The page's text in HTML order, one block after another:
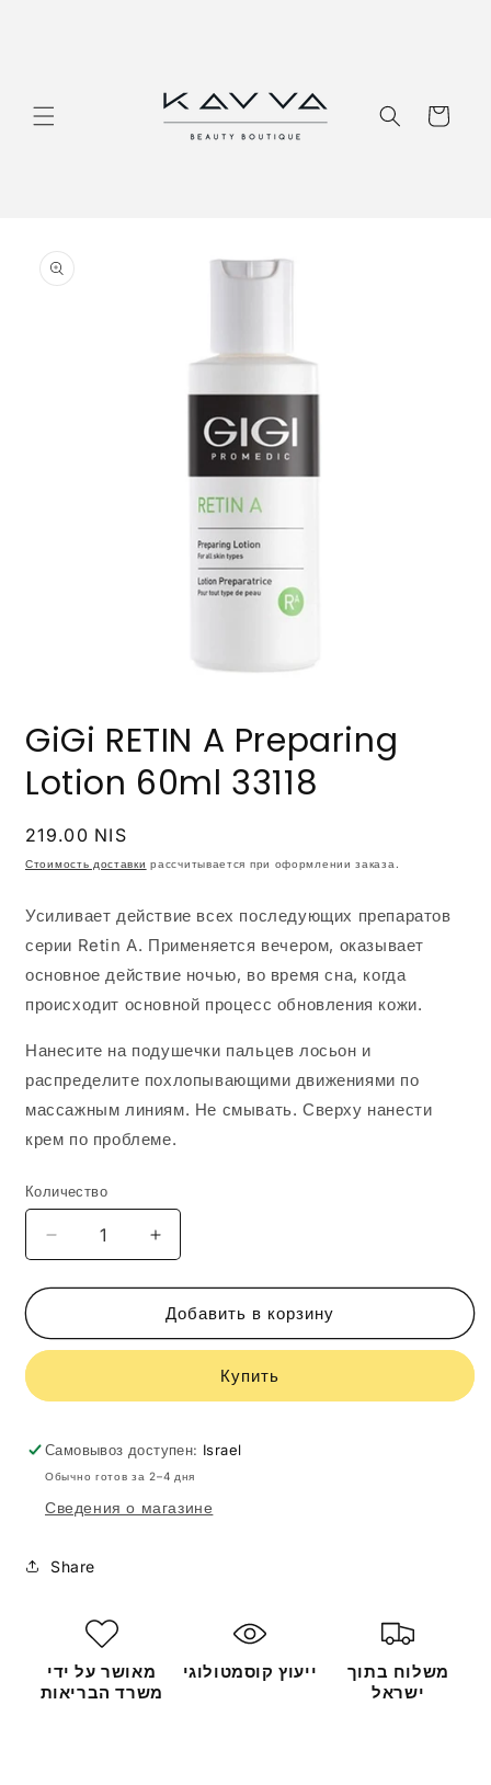
Корзина
информации
о продукте
файлы
1
модальном
окне
GiGi RETIN A Preparing
Lotion 60ml 33118
Обычная
цена
219.00 NIS
Стоимость доставки рассчитывается при оформлении заказа.
Усиливает действие всех последующих препаратов
серии Retin A. Применяется вечером, оказывает
основное действие ночью, во время сна, когда
происходит основной процесс обновления кожи.
Нанесите на подушечки пальцев лосьон и
распределите похлопывающими движениями по
массажным линиям. Не смывать. Сверху нанести
крем по проблеме.
Количество
Уменьшить
количество
GiGi
A
60ml
Увеличить
количество
GiGi
RETIN
A
60ml
Добавить в корзину
Купить
Самовывоз доступен: Israel
Обычно готов за 2–4 дня
Сведения о магазине
Share
מאושר על ידי
משרד הבריאות
ייעוץ קוסמטולוגי
משלוח בתוך
ישראל